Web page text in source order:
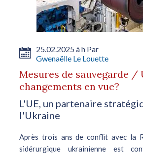
25.02.2025 à h Par
Gwenaëlle Le Louette
Mesures de sauvegarde /
changements en vue?
L'UE, un partenaire
l'Ukraine
Après trois ans de conflit avec la
sidérurgique ukrainienne est